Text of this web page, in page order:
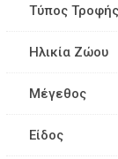
Τύπος Τροφής
Grain Free
Ηλικία Ζώου
Puppy
Μέγεθος
Μικρό
Είδος